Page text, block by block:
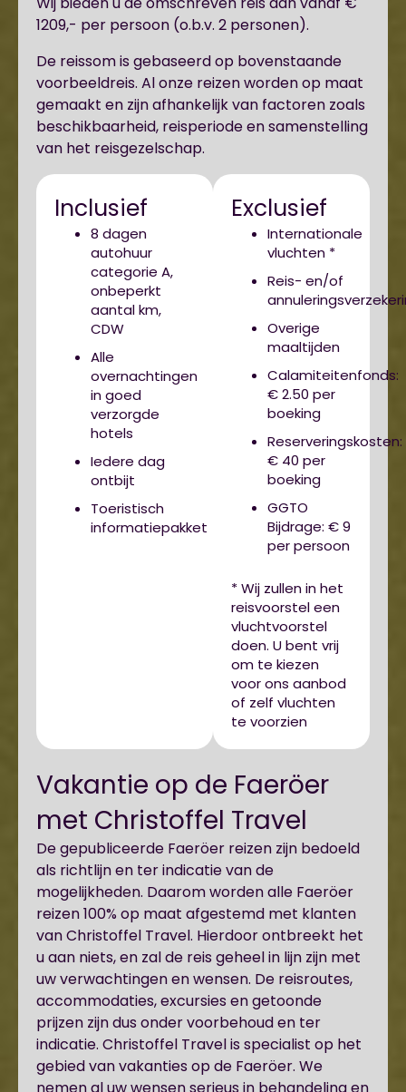
1209,- per persoon (o.b.v. 2 personen).
De reissom is gebaseerd op bovenstaande
voorbeeldreis. Al onze reizen worden op maat
gemaakt en zijn afhankelijk van factoren zoals
beschikbaarheid, reisperiode en samenstelling
van het reisgezelschap.
Inclusief
8 dagen
autohuur
categorie A,
onbeperkt
aantal km,
CDW
Alle
overnachtingen
in goed
verzorgde
hotels
Iedere dag
ontbijt
Toeristisch
informatiepakket
Exclusief
Internationale
vluchten *
Reis- en/of
Overige
maaltijden
Calamiteitenfonds:
€ 2.50 per
boeking
Reserveringskosten:
€ 40 per
boeking
GGTO
Bijdrage: € 9
per persoon
* Wij zullen in het
reisvoorstel een
vluchtvoorstel
doen. U bent vrij
om te kiezen
voor ons aanbod
of zelf vluchten
te voorzien
Vakantie op de Faeröer
met Christoffel Travel
De gepubliceerde Faeröer reizen zijn bedoeld
als richtlijn en ter indicatie van de
mogelijkheden. Daarom worden alle Faeröer
reizen 100% op maat afgestemd met klanten
van Christoffel Travel. Hierdoor ontbreekt het
u aan niets, en zal de reis geheel in lijn zijn met
uw verwachtingen en wensen. De reisroutes,
accommodaties, excursies en getoonde
prijzen zijn dus onder voorbehoud en ter
indicatie. Christoffel Travel is specialist op het
gebied van vakanties op de Faeröer. We
nemen al uw wensen serieus in behandeling en